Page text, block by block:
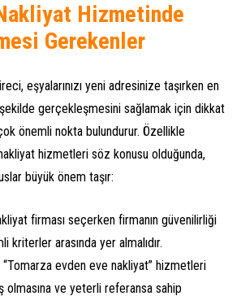
Hizmetinde
Gerekenler
eşyalarınızı yeni adresinize taşırken en
gerçekleşmesini sağlamak için dikkat
önemli nokta bulundurur. Özellikle
hizmetleri söz konusu olduğunda,
büyük önem taşır:
firması seçerken firmanın güvenilirliği
kriterler arasında yer almalıdır.
evden eve nakliyat” hizmetleri
olmasına ve yeterli referansa sahip